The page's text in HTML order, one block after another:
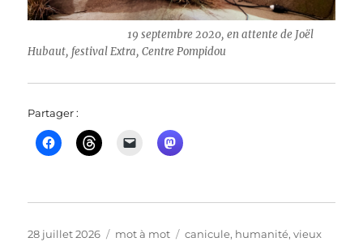
19 septembre 2020, en attente de Joël
Hubaut, festival Extra, Centre Pompidou
Partager :
Publié
28 juillet 2026 Catégories
mot à mot Étiquettes
canicule, humanité,vieux